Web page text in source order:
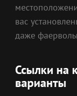
вас
даже
Ссылки на
варианты